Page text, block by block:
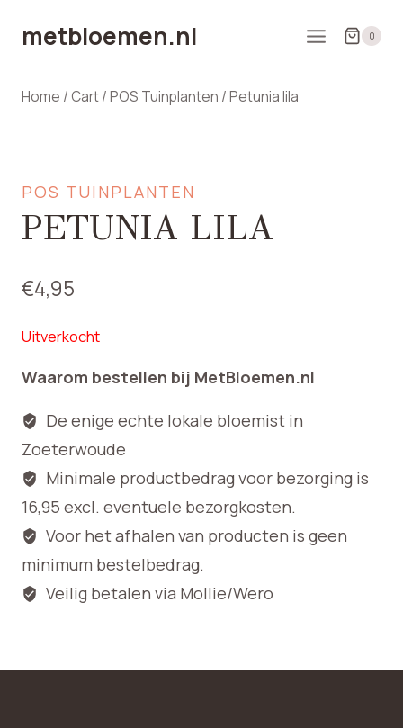
naarmetbloemen.nl 0
Home / Cart/POS Tuinplanten /Petunia lila
POS TUINPLANTEN
PETUNIA LILA
€4,95
Uitverkocht
Waarom bestellen bij MetBloemen.nl
De enige echte lokale bloemist in
Zoeterwoude
Minimale productbedrag voor bezorging is
16,95 excl. eventuele bezorgkosten.
Voor het afhalen van producten is geen
minimum bestelbedrag.
Veilig betalen via Mollie/Wero